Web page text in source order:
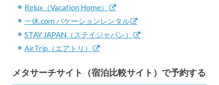
Relux（Vacation Home）
一休.com バケーションレンタル
STAY JAPAN（ステイジャパン）
AirTrip（エアトリ）
メタサーチサイト（宿泊比較サイト）で予約する